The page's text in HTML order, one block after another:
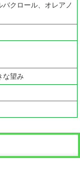
クロール、オレアノ
な望み